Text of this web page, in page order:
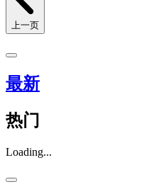
上一页
最新
热门
Loading...